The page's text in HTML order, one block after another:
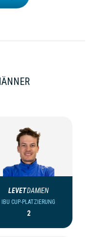
LEVETDAMIEN
IBU CUP-PLATZIERUNG
2